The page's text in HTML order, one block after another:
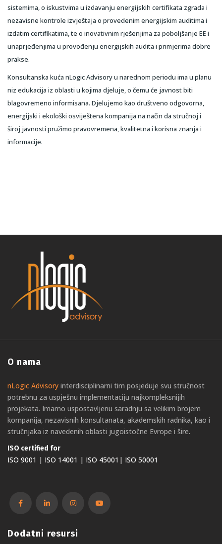
sistemima, o iskustvima u izdavanju energijskih certifikata zgrada i
nezavisne kontrole izvještaja o provedenim energijskim auditima i
izdatim certifikatima, te o inovativnim rješenjima za poboljšanje EE i
unaprjeđenjima u provođenju energijskih audita i primjerima dobre
prakse.
Konsultanska kuća nLogic Advisory u narednom periodu ima u planu
niz edukacija iz oblasti u kojima djeluje, o čemu će javnost biti
blagovremeno informisana. Djelujemo kao društveno odgovorna,
energijski i ekološki osviještena kompanija na način da stručnoj i
široj javnosti pružimo pravovremena, kvalitetna i korisna znanja i
informacije.
O nama
nLogic Advisory interdisciplinarni tim posjeduje svu stručnost
potrebnu za uspješnu implementaciju najkompleksnijih
projekata. Imamo uspostavljenu saradnju sa velikim brojem
kompanija, nezavisnih konsultanata, akademskih radnika, kao i
stručnjaka iz navedenih oblasti jugoistočne Evrope i šire.
ISO certified for
ISO 9001 | ISO 14001 | ISO 45001| ISO 50001
Dodatni resursi